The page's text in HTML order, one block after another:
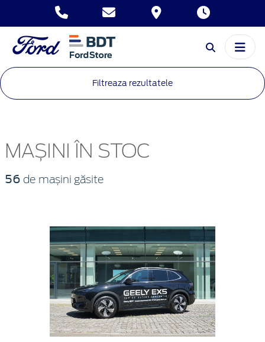
Filtreaza rezultatele
MAȘINI ÎN STOC
56 de mașini găsite